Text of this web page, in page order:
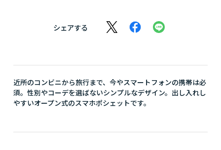
シェアする
近所のコンビニから旅行まで、今やスマートフォンの携帯は必
須。性別やコーデを選ばないシンプルなデザイン。出し入れし
やすいオープン式のスマホポシェットです。